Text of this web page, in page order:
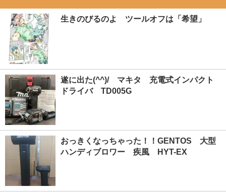
生きのびるのよ ツールオフは「希望」
遂に出た(^^)/ マキタ 充電式インパクト
ドライバ TD005G
おっきくなっちゃった！！GENTOS 大型
ハンディブロワー 疾風 HYT-EX